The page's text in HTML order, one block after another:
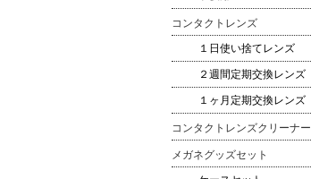
コンタクトレンズ
１日使い捨てレンズ
２週間定期交換レンズ
１ヶ月定期交換レンズ
コンタクトレンズクリーナー
メガネグッズセット